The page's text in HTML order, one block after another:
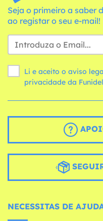
Seja o primeiro a saber
ao registar o seu e-mail!
Li e aceito o aviso
privacidade da
NECESSITAS DE